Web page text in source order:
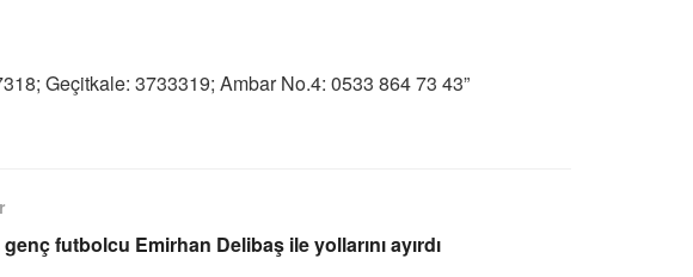
Geçitkale: 3733319; Ambar No.4: 0533 864 73 43”
futbolcu Emirhan Delibaş ile yollarını ayırdı